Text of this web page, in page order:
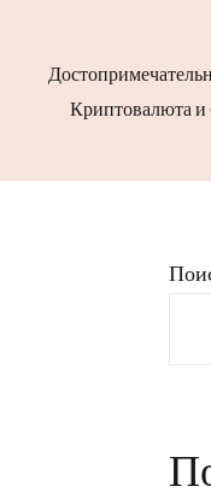
Криптовалюта и